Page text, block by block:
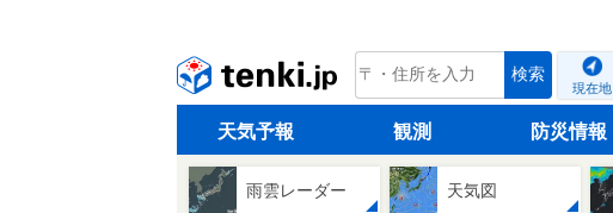
tenki.jp 検索
現在地
天気予報 観測 防災情報
雨雲レーダー 天気図